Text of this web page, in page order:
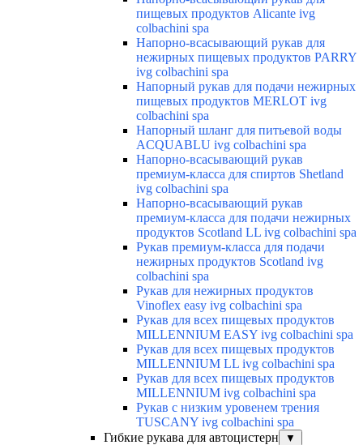
пищевых продуктов Alicante ivg
colbachini spa
Напорно-всасывающий рукав для
нежирных пищевых продуктов PARRY
ivg colbachini spa
Напорный рукав для подачи нежирных
пищевых продуктов MERLOT ivg
colbachini spa
Напорный шланг для питьевой воды
ACQUABLU ivg colbachini spa
Напорно-всасывающий рукав
премиум-класса для спиртов Shetland
ivg colbachini spa
Напорно-всасывающий рукав
премиум-класса для подачи нежирных
продуктов Scotland LL ivg colbachini spa
Рукав премиум-класса для подачи
нежирных продуктов Scotland ivg
colbachini spa
Рукав для нежирных продуктов
Vinoflex easy ivg colbachini spa
Рукав для всех пищевых продуктов
MILLENNIUM EASY ivg colbachini spa
Рукав для всех пищевых продуктов
MILLENNIUM LL ivg colbachini spa
Рукав для всех пищевых продуктов
MILLENNIUM ivg colbachini spa
Рукав с низким уровенем трения
TUSCANY ivg colbachini spa
Гибкие рукава для автоцистерн
▼